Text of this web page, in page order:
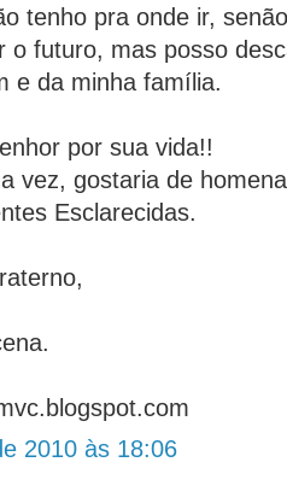
tenho pra onde ir,
o futuro, mas posso
e da minha família.
por sua vida!!
vez, gostaria de
Esclarecidas.
2010 às 18:06